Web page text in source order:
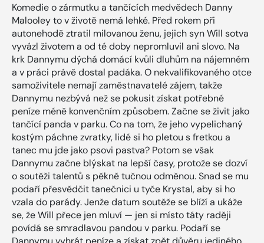
Komedie o zármutku a tančících medvědech Danny
Malooley to v životě nemá lehké. Před rokem při
autonehodě ztratil milovanou ženu, jejich syn Will sotva
vyvázl životem a od té doby nepromluvil ani slovo. Na
krk Dannymu dýchá domácí kvůli dluhům na nájemném
a v práci právě dostal padáka. O nekvalifikovaného otce
samoživitele nemají zaměstnavatelé zájem, takže
Dannymu nezbývá než se pokusit získat potřebné
peníze méně konvenčním způsobem. Začne se živit jako
tančící panda v parku. Co na tom, že jeho vypelichaný
kostým páchne zvratky, lidé si ho pletou s fretkou a
tanec mu jde jako psovi pastva? Potom se však
Dannymu začne blýskat na lepší časy, protože se dozví
o soutěži talentů s pěkně tučnou odměnou. Snad se mu
podaří přesvědčit tanečnici u tyče Krystal, aby si ho
vzala do parády. Jenže datum soutěže se blíží a ukáže
se, že Will přece jen mluví — jen si místo táty raději
povídá se smradlavou pandou v parku. Podaří se